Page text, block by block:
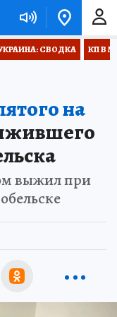
СВОДКА КП В
на
выжил при